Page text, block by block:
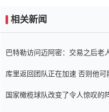
相关新闻
巴特勒访问迈阿密：交易之后老
库里返回团队正在加速 否则他
国家橄榄球队改变了令人惊叹的